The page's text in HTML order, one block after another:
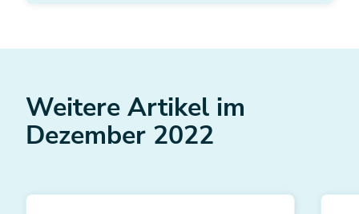
Weitere Artikel im
Dezember 2022